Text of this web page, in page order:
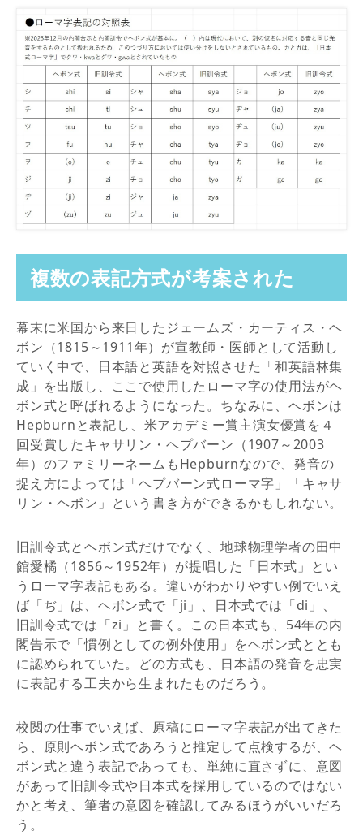
複数の表記方式が考案された
幕末に米国から来日したジェームズ・カーティス・ヘ
ボン（1815～1911年）が宣教師・医師として活動し
ていく中で、日本語と英語を対照させた「和英語林集
成」を出版し、ここで使用したローマ字の使用法がヘ
ボン式と呼ばれるようになった。ちなみに、ヘボンは
Hepburnと表記し、米アカデミー賞主演女優賞を４
回受賞したキャサリン・ヘプバーン（1907～2003
年）のファミリーネームもHepburnなので、発音の
捉え方によっては「ヘプバーン式ローマ字」「キャサ
リン・ヘボン」という書き方ができるかもしれない。
旧訓令式とヘボン式だけでなく、地球物理学者の田中
館愛橘（1856～1952年）が提唱した「日本式」とい
うローマ字表記もある。違いがわかりやすい例でいえ
ば「ぢ」は、ヘボン式で「ji」、日本式では「di」、
旧訓令式では「zi」と書く。この日本式も、54年の内
閣告示で「慣例としての例外使用」をヘボン式ととも
に認められていた。どの方式も、日本語の発音を忠実
に表記する工夫から生まれたものだろう。
校閲の仕事でいえば、原稿にローマ字表記が出てきた
ら、原則ヘボン式であろうと推定して点検するが、ヘ
ボン式と違う表記であっても、単純に直さずに、意図
があって旧訓令式や日本式を採用しているのではない
かと考え、筆者の意図を確認してみるほうがいいだろ
う。